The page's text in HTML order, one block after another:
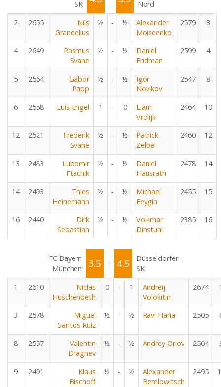
SK
Nord
2
2655
Nils
Grandelius
½ - ½
Alexander
Moiseenko
2579 3
4 2649
Rasmus
Svane
½ - ½
Daniel
Fridman
2599 4
5 2564
Gabor
Papp
½ - ½
Igor
Novikov
2547 8
6 2558 Luis Engel 1 - 0
Liam
Vrolijk
2464 10
12 2521
Frederik
Svane
½ - ½
Patrick
Zelbel
2460 12
13 2483
Lubomir
Ftacnik
½ - ½
Daniel
Hausrath
2478 14
14 2493
Thies
Heinemann
½ - ½
Michael
Feygin
2455 15
16 2440
Dirk
Sebastian
½ - ½
Volkmar
Dinstuhl
2385 16
FC Bayern
München
3.5 - 4.5
Düsseldorfer
SK
1
2610
Niclas
Huschenbeth
0 - 1
Andreij
Volokitin
2674
3 2578
Miguel
Santos Ruiz
½ - ½ Ravi Haria 2505
8 2557
Valentin
Dragnev
½ - ½ Andrey Orlov 2504
9 2491
Klaus
Bischoff
½ - ½
Alexander
Berelowitsch
2495